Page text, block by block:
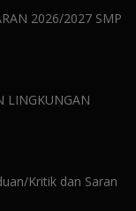
2026/2027 SMP
LINGKUNGAN
Kritik dan Saran